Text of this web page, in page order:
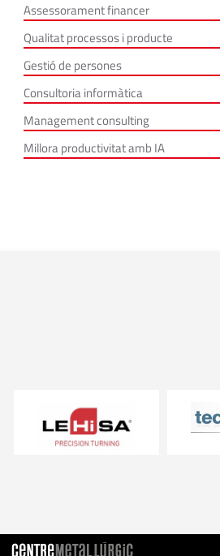
Assessorament financer
Qualitat processos i producte
Gestió de persones
Consultoria informàtica
Management consulting
Millora productivitat amb IA